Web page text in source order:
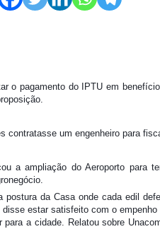
o pagamento do IPTU em
contratasse um engenheiro para
a ampliação do Aeroporto para
da Casa onde cada edil
estar satisfeito com o
a cidade. Relatou sobre